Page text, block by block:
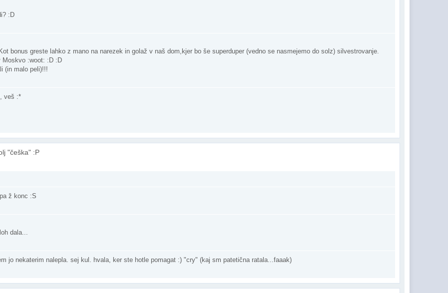
:D
bonus greste lahko z mano na narezek in golaž v naš dom,kjer bo še superduper (vedno se nasmejemo do solz) silvestrovanje.
Moskvo :woot: :D :D
(in malo peli)!!!
veš :*
"češka" :P
ž konc :S
dala...
jo nekaterim nalepla. sej kul. hvala, ker ste hotle pomagat :) "cry" (kaj sm patetična ratala...faaak)